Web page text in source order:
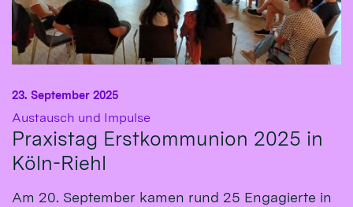
Austausch und Impulse
Praxistag Erstkommunion 2025 in
Köln-Riehl
23. September 2025
Am 20. September kamen rund 25 Engagierte in